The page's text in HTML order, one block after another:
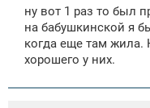
ну вот 1 раз то был
на бабушкинской я
когда еще там жила.
хорошего у них.